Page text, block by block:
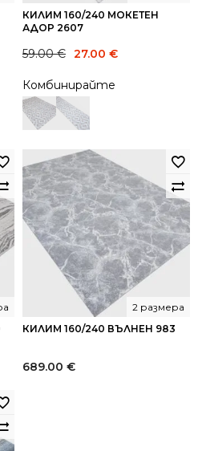
КИЛИМ 160/240 МОКЕТЕН
АДОР 2607
59.00€
Original
was:
59.00 €.
27.00 €
Current
is:
27.00 €.
Комбинирайте
КИЛИМ 160/240 ВЪЛНЕН 983
2 размера
689.00 €